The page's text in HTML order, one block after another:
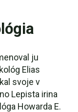
ju
Elias
svoje v
Lepista irina
Howarda E.